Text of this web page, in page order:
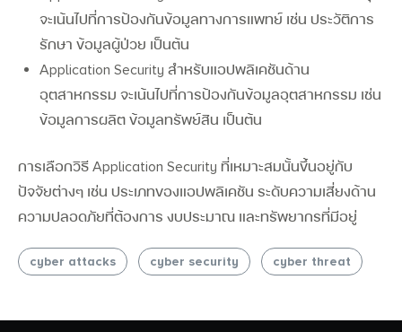
จะเน้นไปที่การป้องกันข้อมูลทางการแพทย์ เช่น ประวัติการ
รักษา ข้อมูลผู้ป่วย เป็นต้น
Application Security สำหรับแอปพลิเคชันด้าน
อุตสาหกรรม จะเน้นไปที่การป้องกันข้อมูลอุตสาหกรรม เช่น
ข้อมูลการผลิต ข้อมูลทรัพย์สิน เป็นต้น
การเลือกวิธี Application Security ที่เหมาะสมนั้นขึ้นอยู่กับ
ปัจจัยต่างๆ เช่น ประเภทของแอปพลิเคชัน ระดับความเสี่ยงด้าน
ความปลอดภัยที่ต้องการ งบประมาณ และทรัพยากรที่มีอยู่
cyber attacks cyber security cyber threat